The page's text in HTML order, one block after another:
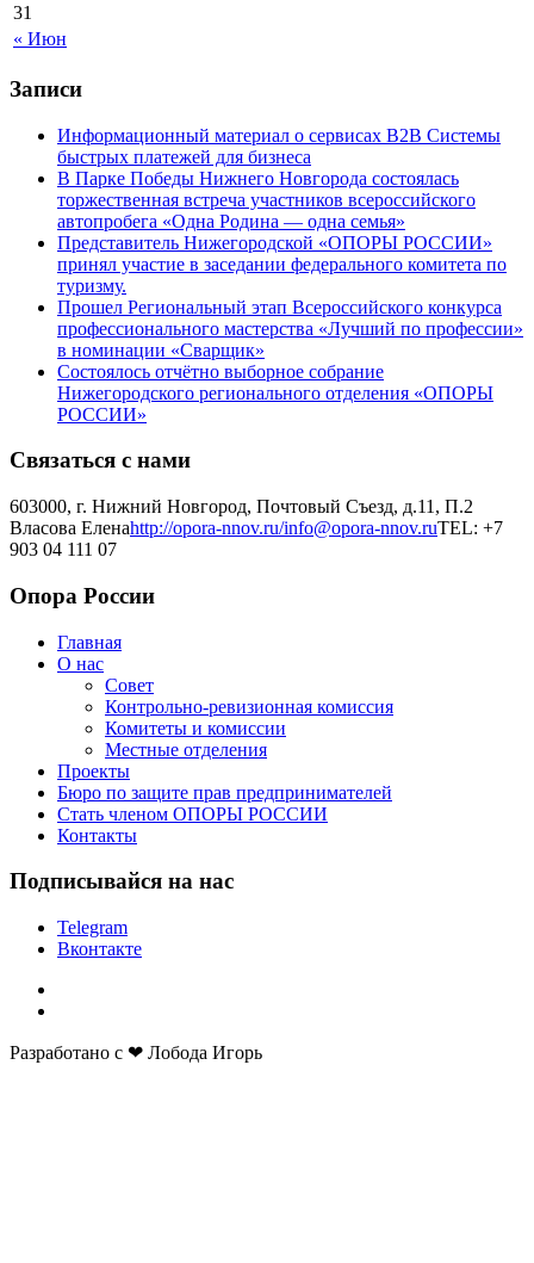
« Июн
31
Записи
Информационный материал о сервисах В2В Системы
быстрых платежей для бизнеса
В Парке Победы Нижнего Новгорода состоялась
торжественная встреча участников всероссийского
автопробега «Одна Родина — одна семья»
Представитель Нижегородской «ОПОРЫ РОССИИ»
принял участие в заседании федерального комитета по
туризму.
Прошел Региональный этап Всероссийского конкурса
профессионального мастерства «Лучший по профессии»
в номинации «Сварщик»
Состоялось отчётно выборное собрание
Нижегородского регионального отделения «ОПОРЫ
РОССИИ»
Связаться с нами
603000, г. Нижний Новгород, Почтовый Съезд, д.11, П.2
Власова Еленаhttp://opora-nnov.ru/info@opora-nnov.ruTEL: +7
903 04 111 07
Опора России
Главная
О нас
Совет
Контрольно-ревизионная комиссия
Комитеты и комиссии
Местные отделения
Проекты
Бюро по защите прав предпринимателей
Стать членом ОПОРЫ РОССИИ
Контакты
Подписывайся на нас
Telegram
Вконтакте
Разработано с ❤ Лобода Игорь